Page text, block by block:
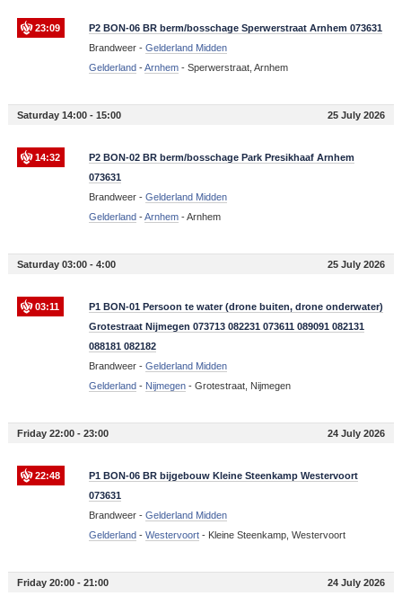
23:09
P2 BON-06 BR berm/bosschage Sperwerstraat Arnhem 073631
Brandweer - Gelderland Midden
Gelderland-Arnhem- Sperwerstraat, Arnhem
Saturday 14:00 - 15:00 25 July 2026
14:32
P2 BON-02 BR berm/bosschage Park Presikhaaf Arnhem
073631
Brandweer - Gelderland Midden
Gelderland-Arnhem-Arnhem
Saturday 03:00 - 4:00 25 July 2026
03:11
P1 BON-01 Persoon te water (drone buiten, drone onderwater)
Grotestraat Nijmegen 073713 082231 073611 089091 082131
088181 082182
Brandweer - Gelderland Midden
Gelderland- Nijmegen- Grotestraat, Nijmegen
Friday 22:00 - 23:00 24 July 2026
22:48
P1 BON-06 BR bijgebouw Kleine Steenkamp Westervoort
073631
Brandweer - Gelderland Midden
Gelderland- Westervoort- Kleine Steenkamp, Westervoort
Friday 20:00 - 21:00 24 July 2026